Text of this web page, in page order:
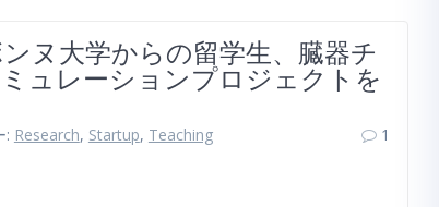
ヌ大学からの留学生、臓器チ
ュレーションプロジェクトを
: Research, Startup, Teaching
1